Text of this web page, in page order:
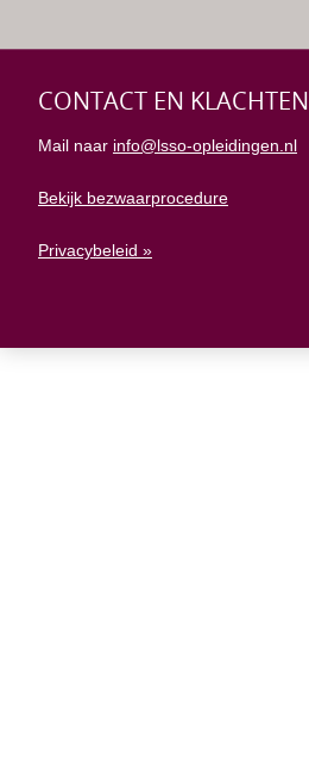
CONTACT EN KLACHTEN
Mail naar info@lsso-opleidingen.nl
Bekijk bezwaarprocedure
Privacybeleid »